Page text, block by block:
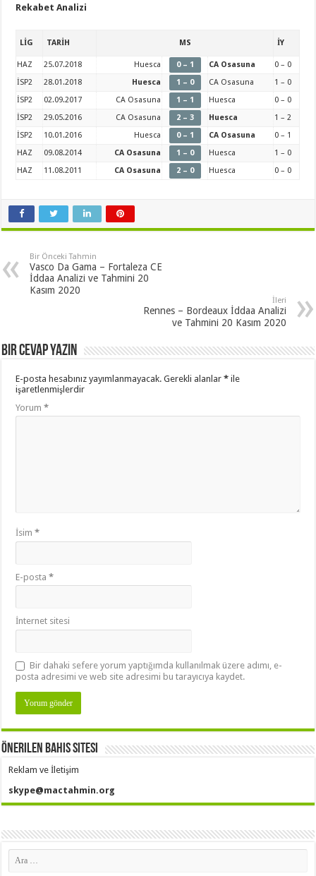
Rekabet Analizi
LİG TARİH MS İY
HAZ 25.07.2018 Huesca 0 – 1 CA Osasuna
0 – 0
İSP2
28.01.2018 Huesca 1 – 0 CA Osasuna
1 – 0
İSP2
02.09.2017 CA Osasuna 1 – 1 Huesca
0 – 0
İSP2
29.05.2016 CA Osasuna 2 – 3 Huesca
1 – 2
İSP2
10.01.2016 Huesca 0 – 1 CA Osasuna
0 – 1
HAZ
09.08.2014 CA Osasuna 1 – 0 Huesca
1 – 0
HAZ
11.08.2011 CA Osasuna 2 – 0 Huesca 0 – 0
Bir Önceki Tahmin
Vasco Da Gama – Fortaleza CE
İddaa Analizi ve Tahmini 20
Kasım 2020
İleri
Rennes – Bordeaux İddaa Analizi
ve Tahmini 20 Kasım 2020
Bir cevap yazın
E-posta hesabınız yayımlanmayacak. Gerekli alanlar* ile
işaretlenmişlerdir
Yorum*
İsim*
E-posta*
İnternet sitesi
Bir dahaki sefere yorum yaptığımda kullanılmak üzere adımı, e-
posta adresimi ve web site adresimi bu tarayıcıya kaydet.
Önerilen Bahis Sitesi
Reklam ve İletişim
skype@mactahmin.org